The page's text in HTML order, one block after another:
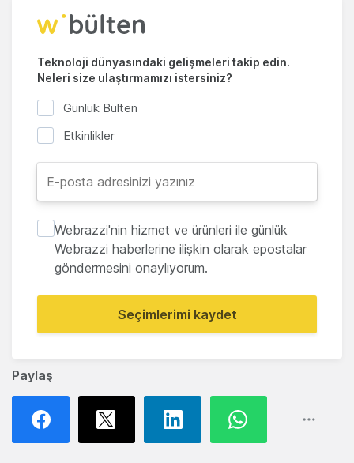
Paylaş
Teknoloji dünyasındaki gelişmeleri takip edin.
Neleri size ulaştırmamızı istersiniz?
Günlük Bülten
Etkinlikler
Webrazzi'nin hizmet ve ürünleri ile günlük
Webrazzi haberlerine ilişkin olarak epostalar
göndermesini onaylıyorum.
Seçimlerimi kaydet